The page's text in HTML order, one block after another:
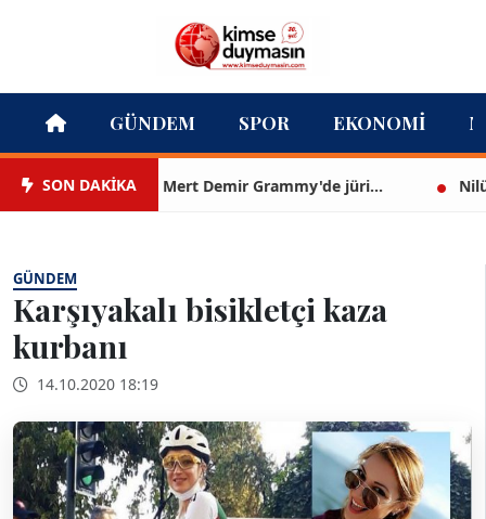
GÜNDEM SPOR EKONOMI
SON DAKİKAMert Demir Grammy'de jüri... Nilüfer
GÜNDEM
Karşıyakalı bisikletçi kaza
kurbanı
14.10.2020 18:19